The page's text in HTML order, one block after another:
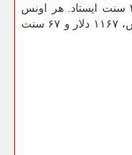
تحویل فوری ثابت بود و در ۲۸۳۴ دلار و ۲۶ سنت ایستاد. هر اونس
پلاتین برای تحویل فوری با ۰.۴ درصد افزایش، ۱۱۶۷ دلار و ۶۷ سنت